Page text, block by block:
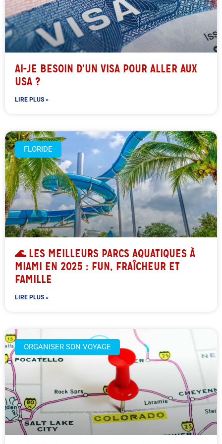
AI-JE BESOIN D’UN VISA POUR ALLER AUX
USA ?
LIRE PLUS »
FLORIDE
🌊 LES MEILLEURS PARCS AQUATIQUES À
MIAMI EN 2025 : FUN, FRAÎCHEUR ET
FAMILLE
LIRE PLUS »
ORGANISER SON VOYAGE